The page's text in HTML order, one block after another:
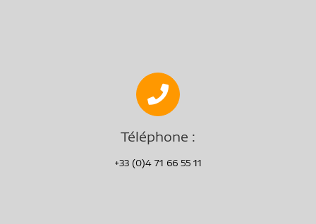
Téléphone :
+33 (0)4 71 66 55 11